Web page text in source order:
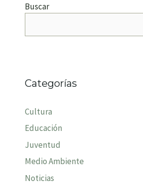
Buscar
Categorías
Cultura
Educación
Juventud
Medio Ambiente
Noticias